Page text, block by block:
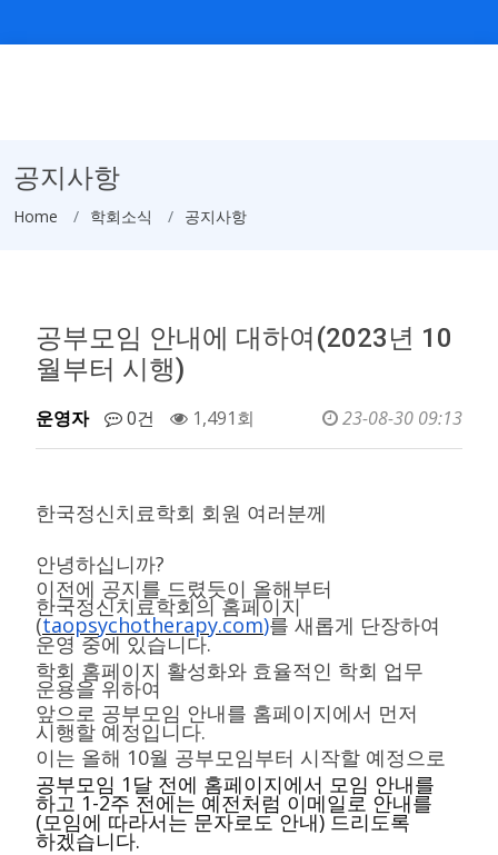
공지사항
Home 학회소식 공지사항
공부모임 안내에 대하여(2023년 10
월부터 시행)
운영자 0건 1,491회 23-08-30 09:13
한국정신치료학회 회원 여러분께
안녕하십니까?
이전에 공지를 드렸듯이 올해부터
한국정신치료학회의 홈페이지
(taopsychotherapy.com)를 새롭게 단장하여
운영 중에 있습니다.
학회 홈페이지 활성화와 효율적인 학회 업무
운용을 위하여
앞으로 공부모임 안내를 홈페이지에서 먼저
시행할 예정입니다.
이는 올해 10월 공부모임부터 시작할 예정으로
공부모임 1 달 전에 홈페이지에서 모임 안내를
하고 1-2주 전에는 예전처럼 이메일로 안내를
( 모임에 따라서는 문자로도 안내) 드리도록
하겠습니다.